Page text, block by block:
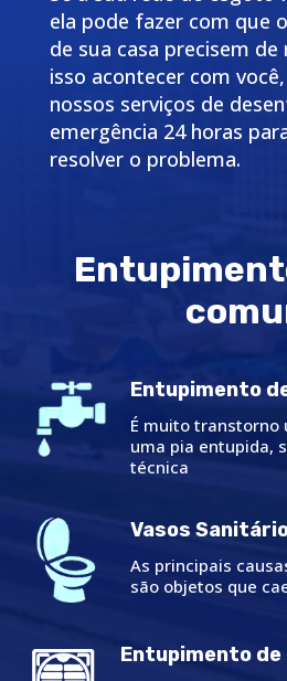
ela pode fazer com que
de sua casa precisem de
isso acontecer com
nossos serviços de
emergência 24 horas
resolver o problema.
Entupimento
É muito transtorno
uma pia entupida,
técnica
Vasos
As principais
são objetos que
Entupimento de